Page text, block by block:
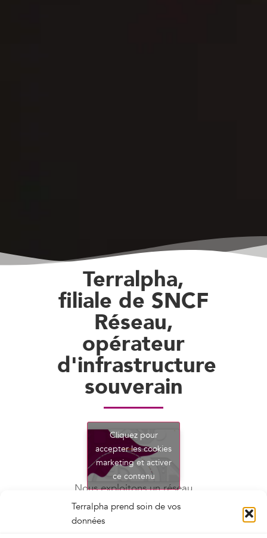
Terralpha prend soin de vos
données
Terralpha,
filiale de SNCF
Réseau,
opérateur
d'infrastructure
souverain
Cliquez pour
accepter les cookies
marketing et activer
ce contenu
Nous exploitons un réseau
télécom sécurisé, ultra haut débit
et à très faible latence, déployé le